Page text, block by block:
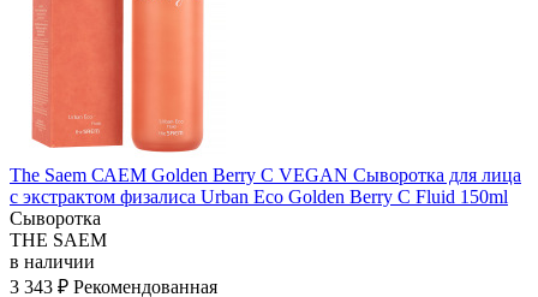
The Saem САЕМ Golden Berry C VEGAN Сыворотка для лица
с экстрактом физалиса Urban Eco Golden Berry C Fluid 150ml
Сыворотка
THE SAEM
в наличии
3 343 ₽ Рекомендованная